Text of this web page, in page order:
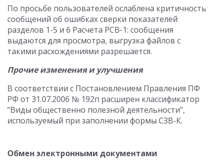
По просьбе пользователей ослаблена критичность
сообщений об ошибках сверки показателей
разделов 1-5 и 6 Расчета РСВ-1: сообщения
выдаются для просмотра, выгрузка файлов с
такими расхождениями разрешается.
Прочие изменения и улучшения
В соответствии с Постановлением Правления ПФ
РФ от 31.07.2006 № 192п расширен классификатор
"Виды общественно полезной деятельности",
используемый при заполнении формы СЗВ-К.
Обмен электронными документами